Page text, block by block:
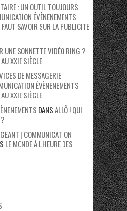
: UN OUTIL TOUJOURS
ÉVÈNENEMENTS
FAUT SAVOIR SUR LA PUBLICITE
UNE SONNETTE VIDÉO RING ?
XXIE SIÈCLE
DE MESSAGERIE
ÉVÈNENEMENTS
XXIE SIÈCLE
DANSALLÔ ! QUI
| COMMUNICATION
LE MONDE À L’HEURE DES